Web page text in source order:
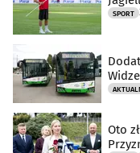
SPORT
Oto